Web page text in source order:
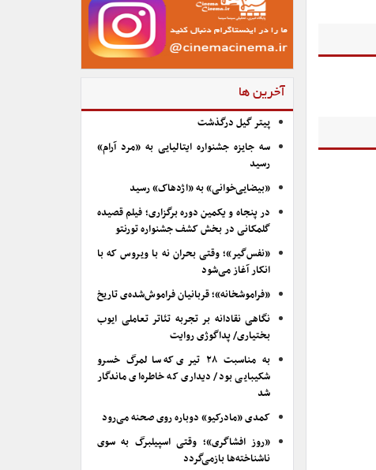
آخرین ها
پیتر گیل درگذشت
سه جایزه جشنواره ایتالیایی به «مرد آرام»
رسید
«بیضایی‌خوانی» به «اژدهاک» رسید
در پنجاه و یکمین دوره برگزاری؛ فیلم قصیده
گلمکانی در بخش کشف جشنواره تورنتو
«نفس‌گیر»؛ وقتی بحران نه با ویروس که با
انکار آغاز می‌شود
«فراموشخانه»؛ قربانیان فراموش‌شده‌ی تاریخ
نگاهی نقادانه بر تجربه تئاتر تعاملی ایوب
بختیاری/ پداگوژی روایت
به مناسبت ۲۸ تیری که سالمرگ خسرو
شکیبایی بود/ دیداری که خاطره‌ای ماندگار
شد
کمدی «مادرکیو» دوباره روی صحنه می‌رود
«روز افشاگری»؛ وقتی اسپیلبرگ به سوی
ناشناخته‌ها بازمی‌گردد